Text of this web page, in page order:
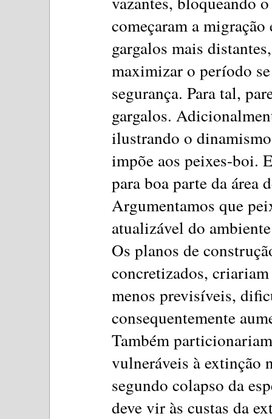
começaram a
gargalos mais
maximizar o período
segurança. Para tal,
gargalos.
ilustrando o
impõe aos peixes-boi.
para boa parte da área
Argumentamos que
atualizável do
Os planos de
concretizados,
menos previsíveis,
consequentemente
Também
vulneráveis à extinção
segundo colapso da
deve vir às custas da